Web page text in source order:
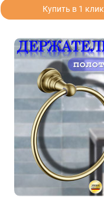
Купить в 1 клик